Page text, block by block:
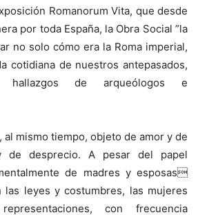
Romanorum Vita, que desde
por toda España, la Obra Social ”la
no solo cómo era la Roma imperial,
cotidiana de nuestros antepasados,
hallazgos de arqueólogos e
al mismo tiempo, objeto de amor y de
de desprecio. A pesar del papel
de madres y esposas
las leyes y costumbres, las mujeres
con frecuencia